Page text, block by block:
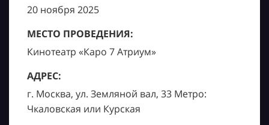
20 ноября 2025
МЕСТО ПРОВЕДЕНИЯ:
Кинотеатр «Каро 7 Атриум»
АДРЕС:
г. Москва, ул. Земляной вал, 33 Метро:
Чкаловская или Курская